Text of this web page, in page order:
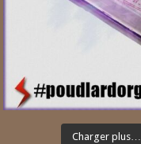
Charger plus…